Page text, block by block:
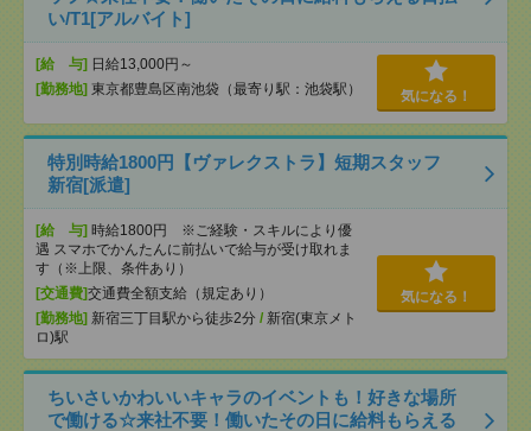
い/T1[アルバイト]
[給 与] 日給13,000円～
[勤務地] 東京都豊島区南池袋（最寄り駅：池袋駅） 気になる！
特別時給1800円【ヴァレクストラ】短期スタッフ
新宿[派遣]
[給 与] 時給1800円 ※ご経験・スキルにより優
遇 スマホでかんたんに前払いで給与が受け取れま
す（※上限、条件あり）
[交通費]交通費全額支給（規定あり）
[勤務地] 新宿三丁目駅から徒歩2分 / 新宿(東京メト
ロ)駅
気になる！
ちいさいかわいいキャラのイベントも！好きな場所
で働ける☆来社不要！働いたその日に給料もらえる